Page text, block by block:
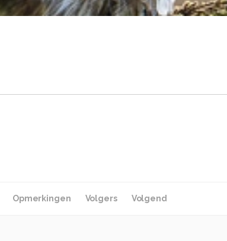
Opmerkingen Volgers Volgend